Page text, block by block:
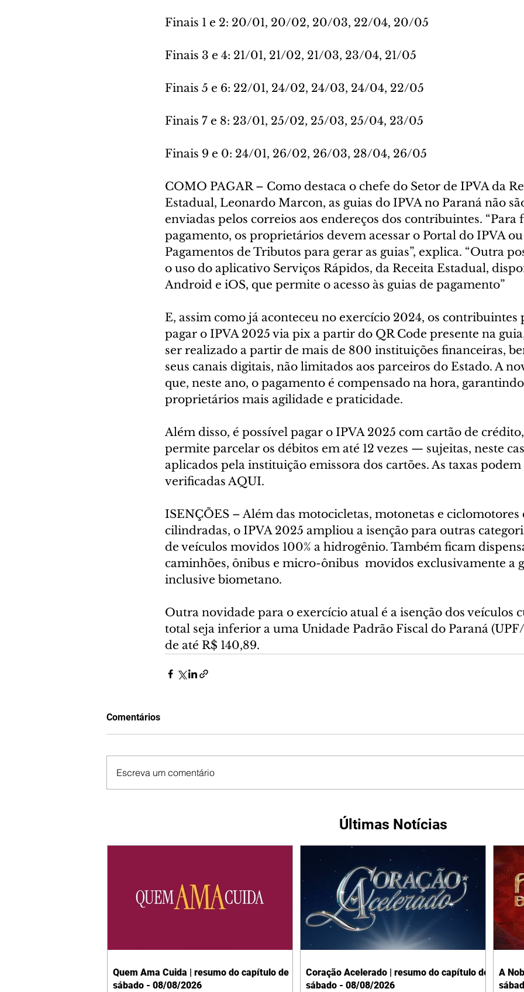
Finais 1 e 2: 20/01, 20/02, 20/03, 22/04, 20/05
Finais 3 e 4: 21/01, 21/02, 21/03, 23/04, 21/05
Finais 5 e 6: 22/01, 24/02, 24/03, 24/04, 22/05
Finais 7 e 8: 23/01, 25/02, 25/03, 25/04, 23/05
Finais 9 e 0: 24/01, 26/02, 26/03, 28/04, 26/05
COMO PAGAR – Como destaca o chefe do Setor de IPVA da
Estadual, Leonardo Marcon, as guias do IPVA no Paraná não
enviadas pelos correios aos endereços dos contribuintes. “Para
pagamento, os proprietários devem acessar o Portal do IPVA
Pagamentos de Tributos para gerar as guias”, explica. “Outra
o uso do aplicativo Serviços Rápidos, da Receita Estadual,
Android e iOS, que permite o acesso às guias de pagamento”
E, assim como já aconteceu no exercício 2024, os contribuintes
pagar o IPVA 2025 via pix a partir do QR Code presente na
ser realizado a partir de mais de 800 instituições financeiras,
seus canais digitais, não limitados aos parceiros do Estado. A
que, neste ano, o pagamento é compensado na hora,
proprietários mais agilidade e praticidade.
Além disso, é possível pagar o IPVA 2025 com cartão de
permite parcelar os débitos em até 12 vezes — sujeitas, neste
aplicados pela instituição emissora dos cartões. As taxas podem
verificadas AQUI.
ISENÇÕES – Além das motocicletas, motonetas e ciclomotores
cilindradas, o IPVA 2025 ampliou a isenção para outras
de veículos movidos 100% a hidrogênio. Também ficam
caminhões, ônibus e micro-ônibus  movidos exclusivamente a
inclusive biometano.
Outra novidade para o exercício atual é a isenção dos veículos
total seja inferior a uma Unidade Padrão Fiscal do Paraná (UPF/
de até R$ 140,89.
Comentários
Escreva um comentário
Últimas Notícias
Quem Ama Cuida | resumo do capítulo de
sábado - 08/08/2026
Coração Acelerado | resumo do capítulo de
sábado - 08/08/2026
A